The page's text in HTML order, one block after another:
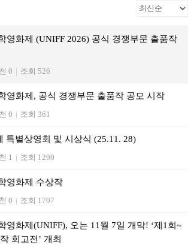
영화제 (UNIFF 2026) 공식 경쟁부문 출품작
0 | 조회 526
영화제, 공식 경쟁부문 출품작 공모 시작
0 | 조회 361
특별상영회 및 시상식 (25.11. 28)
1 | 조회 1290
영화제 수상작
0 | 조회 1707
영화제(UNIFF), 오는 11월 7일 개막! ‘제1회~
회고전’ 개최